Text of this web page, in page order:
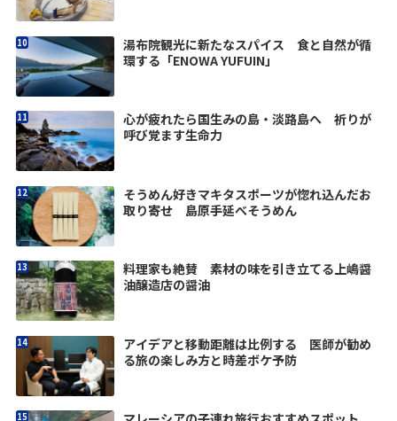
湯布院観光に新たなスパイス 食と自然が循
環する「ENOWA YUFUIN」
心が疲れたら国生みの島・淡路島へ 祈りが
呼び覚ます生命力
そうめん好きマキタスポーツが惚れ込んだお
取り寄せ 島原手延べそうめん
料理家も絶賛 素材の味を引き立てる上嶋醤
油醸造店の醤油
アイデアと移動距離は比例する 医師が勧め
る旅の楽しみ方と時差ボケ予防